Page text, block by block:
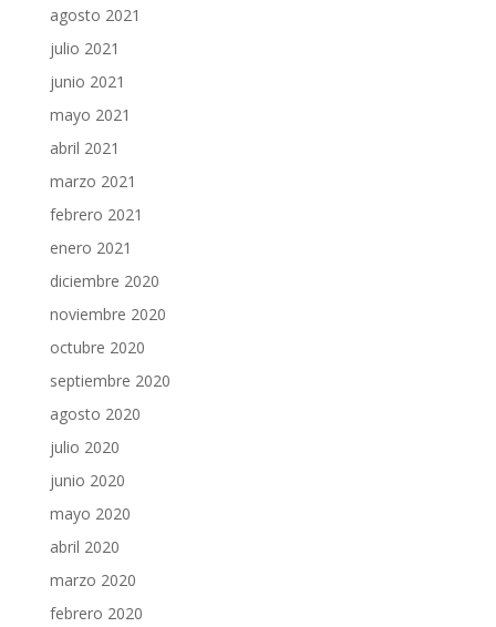
agosto 2021
julio 2021
junio 2021
mayo 2021
abril 2021
marzo 2021
febrero 2021
enero 2021
diciembre 2020
noviembre 2020
octubre 2020
septiembre 2020
agosto 2020
julio 2020
junio 2020
mayo 2020
abril 2020
marzo 2020
febrero 2020